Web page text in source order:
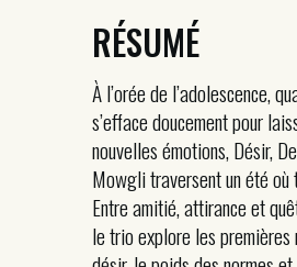
RÉSUMÉ
À l’orée de l’adolescence,
s’efface doucement pour
nouvelles émotions, Désir,
Mowgli traversent un été où
Entre amitié, attirance et
le trio explore les premières